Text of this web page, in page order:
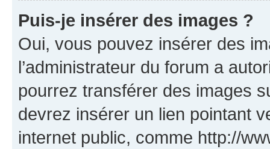
Puis-je insérer des images ?
Oui, vous pouvez insérer des
l’administrateur du forum a
pourrez transférer des images
devrez insérer un lien pointant
internet public, comme http://